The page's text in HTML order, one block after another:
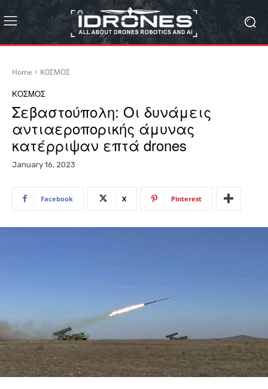
Home ΚΟΣΜΟΣ
ΚΟΣΜΟΣ
Σεβαστούπολη: Oι δυνάμεις
αντιαεροπορικής άμυνας
κατέρριψαν επτά drones
January 16, 2023
Facebook X Pinterest